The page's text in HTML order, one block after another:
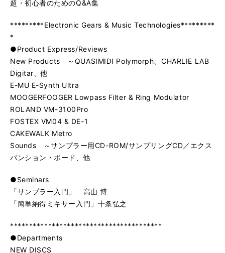
超・初心者のためのQ&A集
*********Electronic Gears & Music Technologies*********
*
●Product Express/Reviews
New Products ～QUASIMIDI Polymorph、CHARLIE LAB
Digitar、他
E-MU E-Synth Ultra
MOOGERFOOGER Lowpass Filter & Ring Modulator
ROLAND VM-3100Pro
FOSTEX VM04 & DE-1
CAKEWALK Metro
Sounds ～サンプラー用CD-ROM/サンプリングCD／エクス
パンション・ボード、他
●Seminars
「サンプラー入門」 高山 博
「簡単納得ミキサー入門」十条弘之
****************************************
●Departments
NEW DISCS